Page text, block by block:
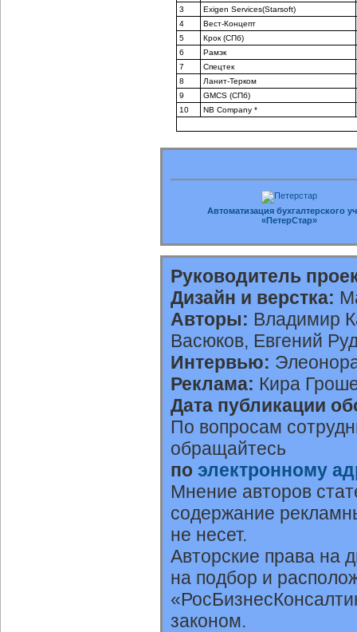
3
Exigen Services(Starsoft)
4
Вест-Концепт
5
Крок (СПб)
6
Рамэк
7
Спецтек
8
Ланит-Терком
9
GMCS (СПб)
10
NB Company *
Автоматизация бухгалтерского
«ПетерСтар»
Руководитель
Дизайн и верстка:
Авторы: Владимир
Васюков, Евгений
Интервью:
Реклама: Кира
Дата публикации
По вопросам
обращайтесь
по электронному
Мнение авторов
содержание
не несет.
Авторские права на
на подбор и
законом.